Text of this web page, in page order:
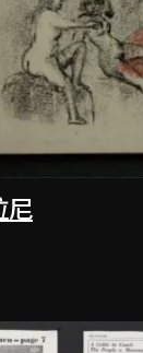
尼